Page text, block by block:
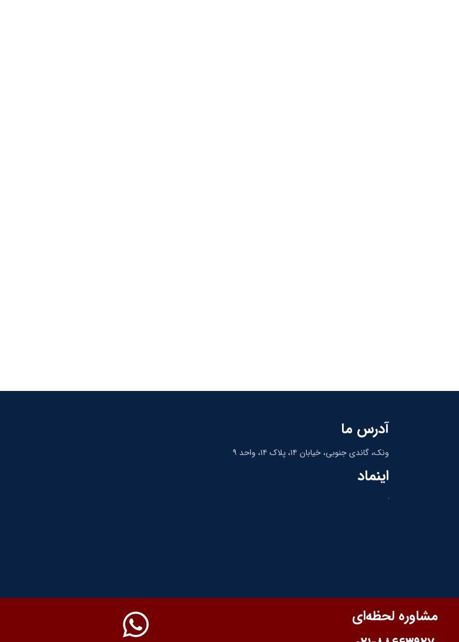
آدرس ما
ونک، گاندی جنوبی، خیابان ۱۴، پلاک ۱۴، واحد ۹
اینماد
مشاوره لحظه‌ای